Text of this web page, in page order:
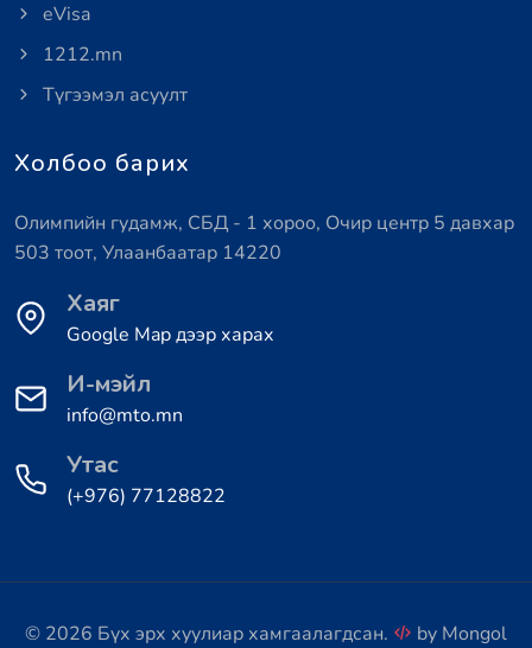
eVisa
1212.mn
Түгээмэл асуулт
Холбоо барих
Олимпийн гудамж, СБД - 1 хороо, Очир центр 5 давхар
503 тоот, Улаанбаатар 14220
Хаяг
Google Map дээр харах
И-мэйл
info@mto.mn
Утас
(+976) 77128822
© 2026 Бүх эрх хуулиар хамгаалагдсан. by Mongol